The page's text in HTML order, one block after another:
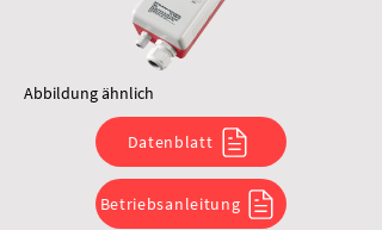
Abbildung ähnlich
Datenblatt
Betriebsanleitung